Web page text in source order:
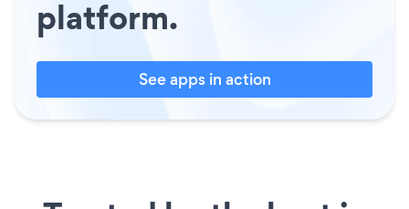
platform.
See apps in action